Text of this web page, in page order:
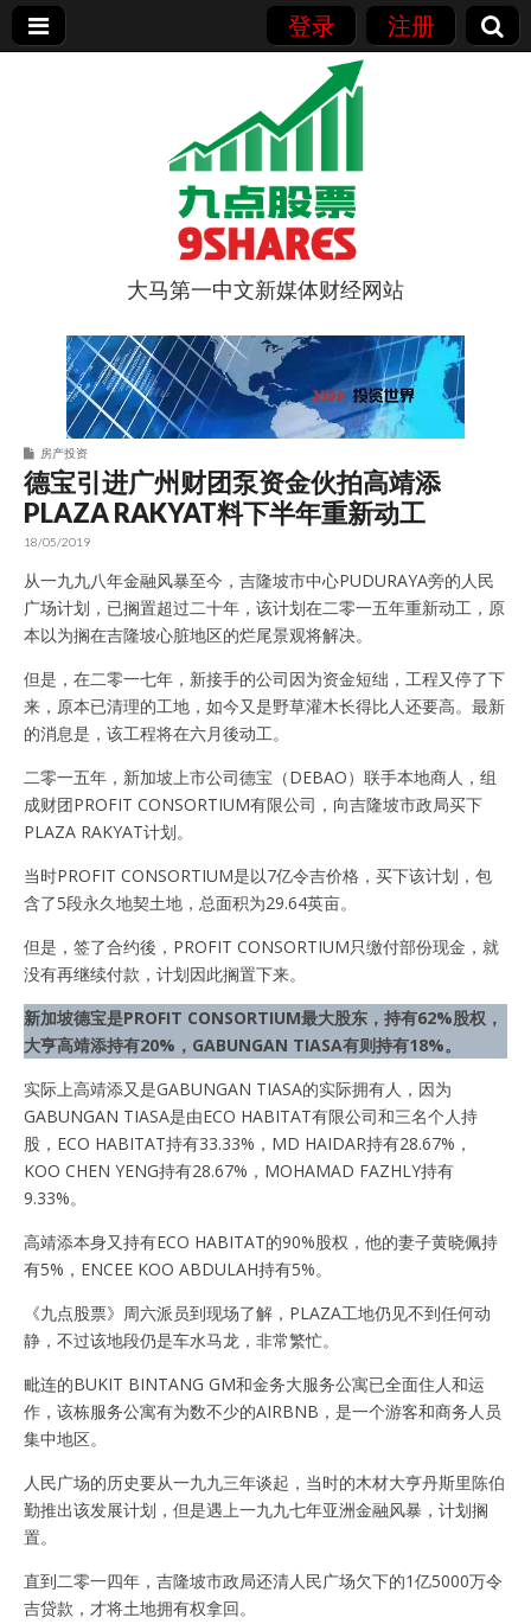
登录 注册
9点股票
大马第一中文新媒体财经网站
房产投资
德宝引进广州财团泵资金伙拍高靖添
PLAZA RAKYAT料下半年重新动工
18/05/2019
从一九九八年金融风暴至今，吉隆坡市中心PUDURAYA旁的人民
广场计划，已搁置超过二十年，该计划在二零一五年重新动工，原
本以为搁在吉隆坡心脏地区的烂尾景观将解决。
但是，在二零一七年，新接手的公司因为资金短绌，工程又停了下
来，原本已清理的工地，如今又是野草灌木长得比人还要高。最新
的消息是，该工程将在六月後动工。
二零一五年，新加坡上市公司德宝（DEBAO）联手本地商人，组
成财团PROFIT CONSORTIUM有限公司，向吉隆坡市政局买下
PLAZA RAKYAT计划。
当时PROFIT CONSORTIUM是以7亿令吉价格，买下该计划，包
含了5段永久地契土地，总面积为29.64英亩。
但是，签了合约後，PROFIT CONSORTIUM只缴付部份现金，就
没有再继续付款，计划因此搁置下来。
新加坡德宝是PROFIT CONSORTIUM最大股东，持有62%股权，
大亨高靖添持有20%，GABUNGAN TIASA有则持有18%。
实际上高靖添又是GABUNGAN TIASA的实际拥有人，因为
GABUNGAN TIASA是由ECO HABITAT有限公司和三名个人持
股，ECO HABITAT持有33.33%，MD HAIDAR持有28.67%，
KOO CHEN YENG持有28.67%，MOHAMAD FAZHLY持有
9.33%。
高靖添本身又持有ECO HABITAT的90%股权，他的妻子黄晓佩持
有5%，ENCEE KOO ABDULAH持有5%。
《九点股票》周六派员到现场了解，PLAZA工地仍见不到任何动
静，不过该地段仍是车水马龙，非常繁忙。
毗连的BUKIT BINTANG GM和金务大服务公寓已全面住人和运
作，该栋服务公寓有为数不少的AIRBNB，是一个游客和商务人员
集中地区。
人民广场的历史要从一九九三年谈起，当时的木材大亨丹斯里陈伯
勤推出该发展计划，但是遇上一九九七年亚洲金融风暴，计划搁
置。
直到二零一四年，吉隆坡市政局还清人民广场欠下的1亿5000万令
吉贷款，才将土地拥有权拿回。